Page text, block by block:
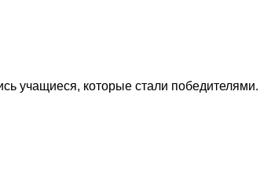
учащиеся, которые стали победителями.